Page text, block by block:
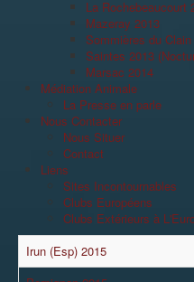
La Rochebeaucourt
Mazeray 2013
Sommières du
Saintes 2013
Marsac 2014
Médiation Animale
La Presse en parle
Nous Contacter
Nous Situer
Contact
Liens
Sites Incontournables
Clubs Européens
Clubs Extérieurs à
Irun (Esp) 2015